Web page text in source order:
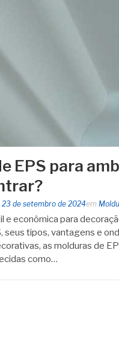
EPS para
23 de setembro de 2024em
e econômica para
seus tipos, vantagens e
as molduras de
como…